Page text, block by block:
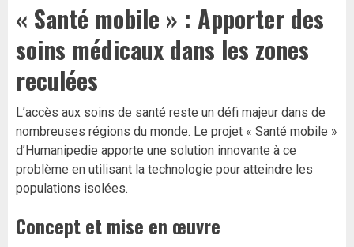
« Santé mobile » : Apporter des
soins médicaux dans les zones
reculées
L’accès aux soins de santé reste un défi majeur dans de
nombreuses régions du monde. Le projet « Santé mobile »
d’Humanipedie apporte une solution innovante à ce
problème en utilisant la technologie pour atteindre les
populations isolées.
Concept et mise en œuvre